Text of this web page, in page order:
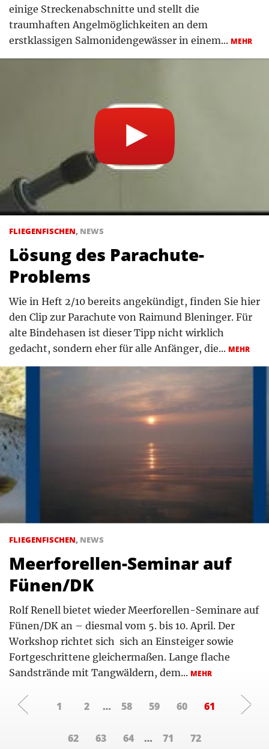
einige Streckenabschnitte und stellt die
traumhaften Angelmöglichkeiten an dem
erstklassigen Salmonidengewässer in einem... MEHR
FLIEGENFISCHEN, NEWS
Lösung des Parachute-
Problems
Wie in Heft 2/10 bereits angekündigt, finden Sie hier
den Clip zur Parachute von Raimund Bleninger. Für
alte Bindehasen ist dieser Tipp nicht wirklich
gedacht, sondern eher für alle Anfänger, die... MEHR
FLIEGENFISCHEN, NEWS
Meerforellen-Seminar auf
Fünen/DK
Rolf Renell bietet wieder Meerforellen-Seminare auf
Fünen/DK an – diesmal vom 5. bis 10. April. Der
Workshop richtet sich sich an Einsteiger sowie
Fortgeschrittene gleichermaßen. Lange flache
Sandstrände mit Tangwäldern, dem... MEHR
1 2 … 58 59 60 61
62 63 64 … 71 72